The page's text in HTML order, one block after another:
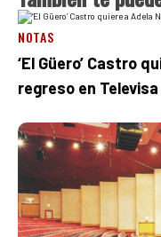
NOTAS
‘El Güero’ Castro
regreso en Televisa